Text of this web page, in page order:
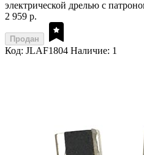
электрической дрелью с
2 959 р.
Продан
Код: JLAF1804 Наличие: 1